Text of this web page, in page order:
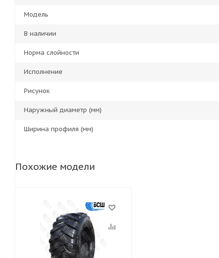
Модель
В наличии
Норма слойности
Исполнение
Рисунок
Наружный диаметр (мм)
Ширина профиля (мм)
Похожие модели